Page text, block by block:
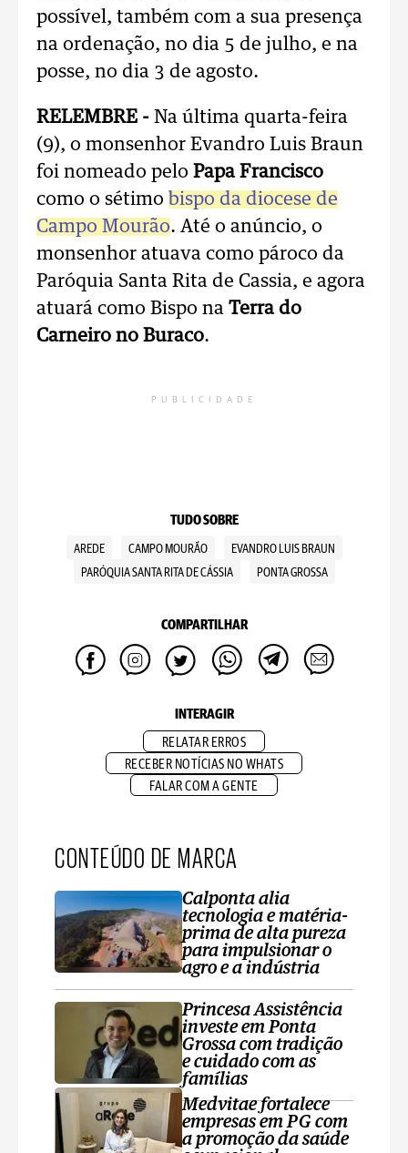
possível, também com a sua presença
na ordenação, no dia 5 de julho, e na
posse, no dia 3 de agosto.
RELEMBRE - Na última quarta-feira
(9), o monsenhor Evandro Luis Braun
foi nomeado pelo Papa Francisco
como o sétimo bispo da diocese de
Campo Mourão. Até o anúncio, o
monsenhor atuava como pároco da
Paróquia Santa Rita de Cassia, e agora
atuará como Bispo na Terra do
Carneiro no Buraco.
PUBLICIDADE
TUDO SOBRE
AREDE CAMPO MOURÃO
EVANDRO LUIS BRAUN
PARÓQUIA SANTA RITA DE CÁSSIA
PONTA GROSSA
COMPARTILHAR
INTERAGIR
RELATAR ERROS
RECEBER NOTÍCIAS NO WHATS
FALAR COM A GENTE
CONTEÚDO DE MARCA
Calponta alia
tecnologia e matéria-
prima de alta pureza
para impulsionar o
agro e a indústria
Princesa Assistência
investe em Ponta
Grossa com tradição
e cuidado com as
famílias
Medvitae fortalece
empresas em PG com
a promoção da saúde